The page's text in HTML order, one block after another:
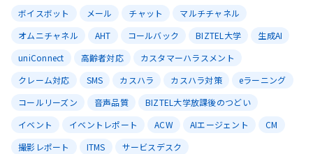
ボイスボット
メール チャット
マルチチャネル
オムニチャネル
AHT コールバック BIZTEL大学
生成AI
uniConnect
高齢者対応
カスタマーハラスメント
クレーム対応
SMS カスハラ カスハラ対策
eラーニング
コールリーズン
音声品質
BIZTEL大学放課後のつどい
イベント
イベントレポート ACW AIエージェント
CM
撮影レポート
ITMS サービスデスク